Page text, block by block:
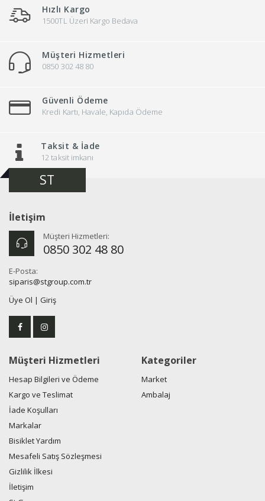
WellgoHızlı Kargo
1500TL Üzeri Kargo Bedava
Müşteri Hizmetleri
0850 302 48 80
Güvenli Ödeme
Kredi Kartı, Havale, Kapıda Ödeme
Taksit & İade
12 taksit imkanı
ST
İletişim
Müşteri Hizmetleri:
0850 302 48 80
E-Posta:
siparis@stgroup.com.tr
Üye Ol | Giriş
Müşteri Hizmetleri
Hesap Bilgileri ve Ödeme
Kargo ve Teslimat
İade Koşulları
Markalar
Bisiklet Yardım
Mesafeli Satış Sözleşmesi
Gizlilik İlkesi
İletişim
Kategoriler
Market
Ambalaj